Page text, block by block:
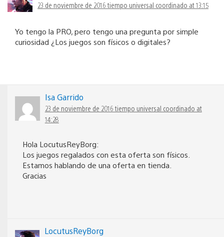
23 de noviembre de 2016 tiempo universal coordinado at 13:15
Yo tengo la PRO, pero tengo una pregunta por simple
curiosidad ¿Los juegos son físicos o digitales?
Isa Garrido
23 de noviembre de 2016 tiempo universal coordinado at
14:28
Hola LocutusReyBorg:
Los juegos regalados con esta oferta son físicos.
Estamos hablando de una oferta en tienda.
Gracias
LocutusReyBorg